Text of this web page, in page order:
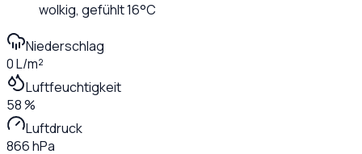
wolkig, gefühlt16°C
Niederschlag
0 L/m²
Luftfeuchtigkeit
58 %
Luftdruck
866 hPa